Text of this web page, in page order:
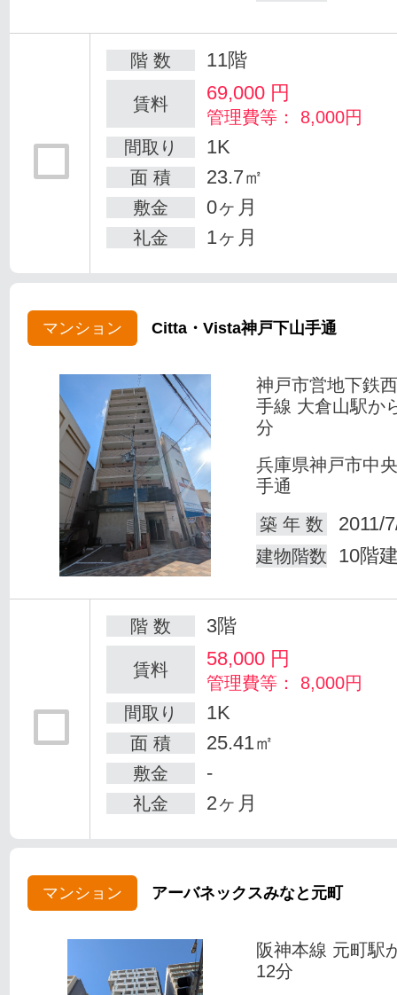
階 数 11階
賃料 69,000 円
管理費等： 8,000円
間取り
1K
面 積 23.7㎡
敷金 0ヶ月
礼金 1ヶ月
マンション Citta・Vista神戸下山手通
神戸市営地下鉄
手線 大倉山駅か
分
兵庫県神戸市中
手通
築 年 数
2011/
建物階数 10階
階 数 3階
賃料 58,000 円
管理費等： 8,000円
間取り
1K
面 積 25.41㎡
敷金 -
礼金 2ヶ月
マンション アーバネックスみなと元町
阪神本線 元町駅
12分